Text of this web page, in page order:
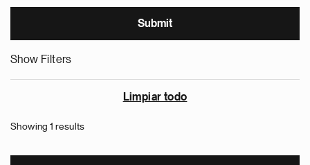
Show Filters
Limpiar todo
Showing 1 results